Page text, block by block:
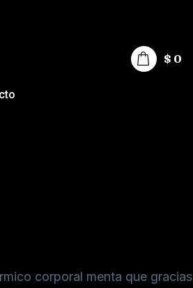
$ 0
corporal menta que gracias